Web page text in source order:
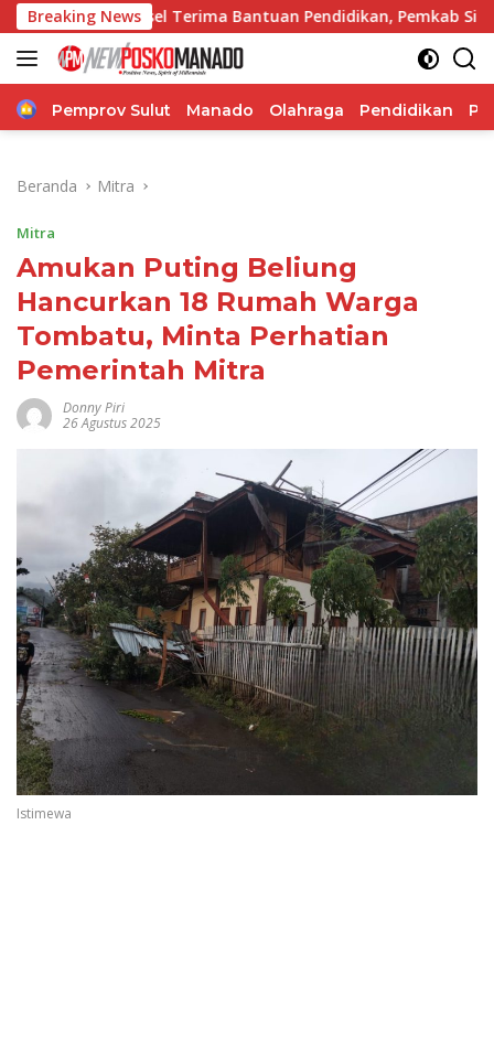
Langsung
ke
konten
Breaking News
Terima Bantuan Pendidikan, Pemkab Siapkan Anggaran
Home
Pemprov Sulut Manado Olahraga Pendidikan
Beranda Mitra
Mitra
Amukan Puting Beliung
Hancurkan 18 Rumah Warga
Tombatu, Minta Perhatian
Pemerintah Mitra
Donny Piri
26 Agustus 2025
Istimewa